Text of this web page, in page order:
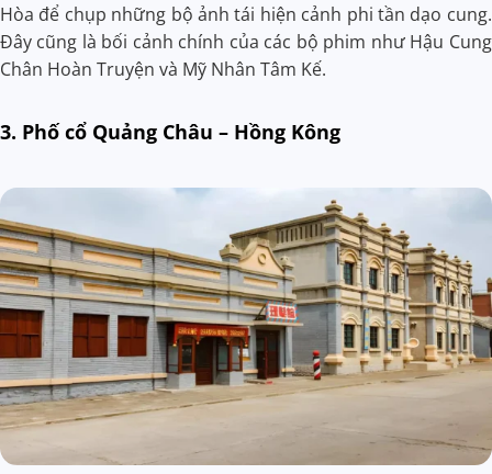
Hòa để chụp những bộ ảnh tái hiện cảnh phi tần dạo cung.
Đây cũng là bối cảnh chính của các bộ phim như Hậu Cung
Chân Hoàn Truyện và Mỹ Nhân Tâm Kế.
3. Phố cổ Quảng Châu – Hồng Kông